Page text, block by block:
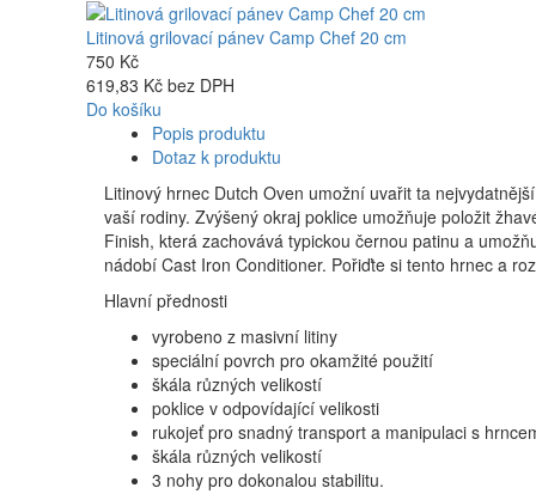
Litinová grilovací pánev Camp Chef 20 cm
750 Kč
619,83 Kč bez DPH
Do košíku
Popis produktu
Dotaz k produktu
Litinový hrnec Dutch Oven umožní uvařit ta
vaší rodiny. Zvýšený okraj poklice umožňuje položit
Finish, která zachovává typickou černou patinu a
nádobí Cast Iron Conditioner. Pořiďte si tento hrnec a
Hlavní přednosti
vyrobeno z masivní litiny
speciální povrch pro okamžité použití
škála různých velikostí
poklice v odpovídající velikosti
rukojeť pro snadný transport a manipulaci s
škála různých velikostí
3 nohy pro dokonalou stabilitu.